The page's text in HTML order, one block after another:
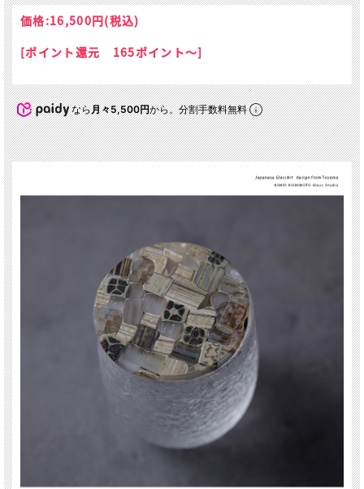
価格:16,500円(税込)
[ポイント還元 165ポイント～]
なら月々5,500円から。分割手数料無料